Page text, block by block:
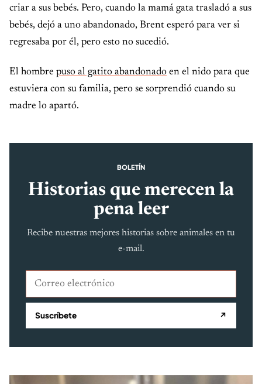
criar a sus bebés. Pero, cuando la mamá gata trasladó a sus
bebés, dejó a uno abandonado, Brent esperó para ver si
regresaba por él, pero esto no sucedió.
El hombre puso al gatito abandonado en el nido para que
estuviera con su familia, pero se sorprendió cuando su
madre lo apartó.
BOLETÍN
Historias que merecen la
pena leer
Recibe nuestras mejores historias sobre animales en tu
e-mail.
Correo electrónico
Suscríbete ↗